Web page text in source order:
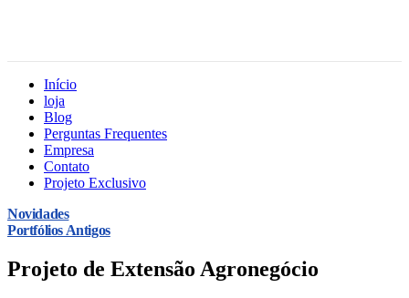
Início
loja
Blog
Perguntas Frequentes
Empresa
Contato
Projeto Exclusivo
Novidades
Portfólios Antigos
Projeto de Extensão Agronegócio